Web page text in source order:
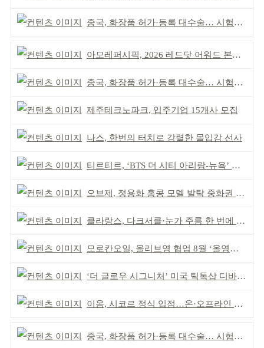
중국, 화장품 허가·등록 대수술… 시험자료 공용 허용
아모레퍼시픽, 2026 레드닷 어워드 본상 2개 수상
중국, 화장품 허가·등록 대수술… 시험자료 공용 허용
제주테크노파크, 입주기업 15개사 모집
나스, 한번의 터치로 강렬한 몰입감 선사
티르티르, ‘BTS 더 시티 아리랑-뉴욕’ 참여
오브제, 정용화 홍콩 모델 발탁 중화권 공략 강화
클라랑스, 다크서클·눈가 주름 한 번에 더블 케어
모로칸오일, 올리브영 협업 8월 ‘올영픽’ 선정
‘더 글로우 시그니처’ 미국 틱톡샵 디바이스 부문 1위
이옴, 시코르 정식 입점…온·오프라인 유통망 확대
중국, 화장품 허가·등록 대수술… 시험자료 공용 허용